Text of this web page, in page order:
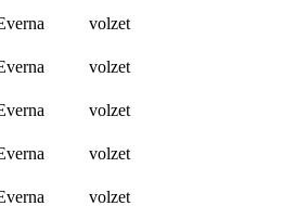
volzet
volzet
volzet
volzet
volzet